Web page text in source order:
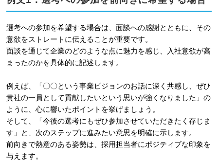
選考への参加を希望する場合は、面談への感謝とともに、その
意欲をストレートに伝えることが重要です。
面談を通じて企業のどのような点に魅力を感じ、入社意欲が高
まったのかを具体的に記述します。
例えば、「〇〇という事業ビジョンのお話に深く共感し、ぜひ
貴社の一員として貢献したいという思いが強くなりました」の
ように、心に響いたポイントを挙げましょう。
そして、「今後の選考にもぜひ参加させていただきたく存じま
す」と、次のステップに進みたい意思を明確に示します。
前向きで熱意のある姿勢は、採用担当者にポジティブな印象を
与えます。